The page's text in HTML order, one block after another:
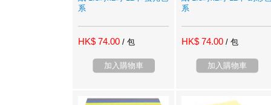
系
HK$ 74.00 / 包
加入購物車
系
HK$ 74.00 / 包
加入購物車